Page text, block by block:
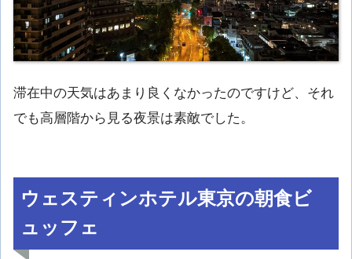
滞在中の天気はあまり良くなかったのですけど、それ
でも高層階から見る夜景は素敵でした。
ウェスティンホテル東京の朝食ビ
ュッフェ